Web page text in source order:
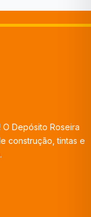
Depósito Roseira
construção, tintas e